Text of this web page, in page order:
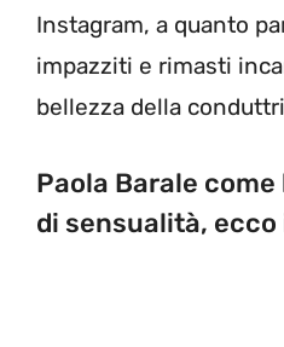
Instagram, a quanto
impazziti e rimasti
bellezza della
Paola Barale
di sensualità, ecco